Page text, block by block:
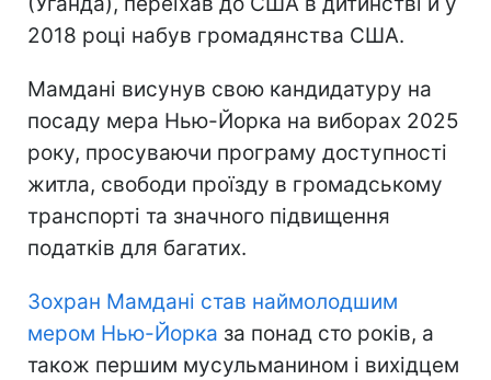
2018 році набув громадянства США.
Мамдані висунув свою кандидатуру на
посаду мера Нью-Йорка на виборах 2025
року, просуваючи програму доступності
житла, свободи проїзду в громадському
транспорті та значного підвищення
податків для багатих.
Зохран Мамдані став наймолодшим
мером Нью-Йорка за понад сто років, а
також першим мусульманином і вихідцем